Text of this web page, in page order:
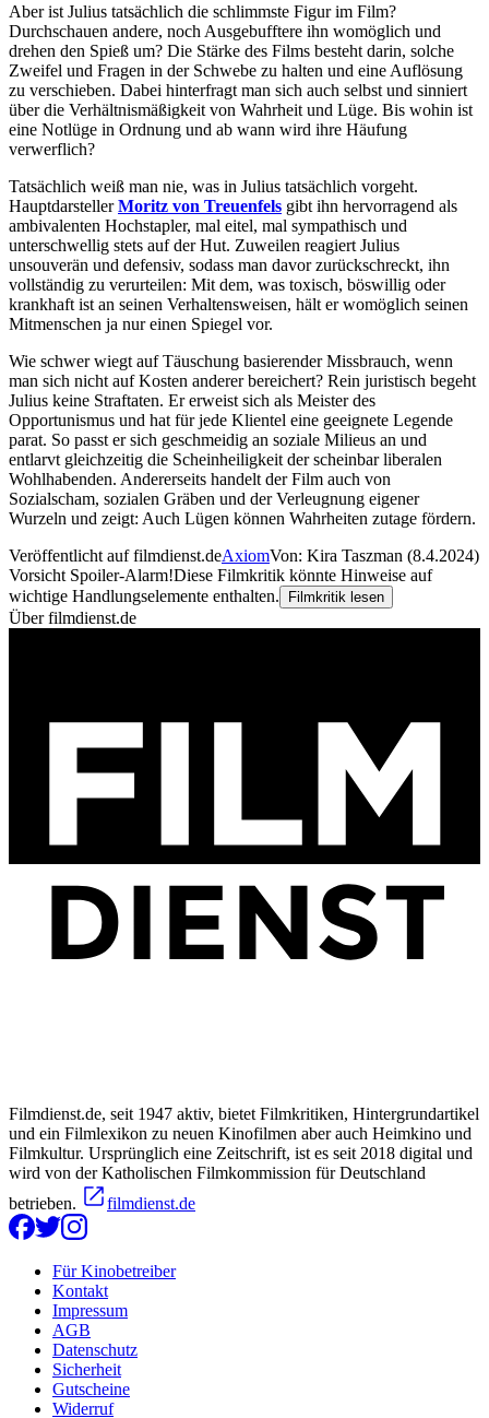
Aber ist Julius tatsächlich die schlimmste Figur im Film?
Durchschauen andere, noch Ausgebufftere ihn womöglich und
drehen den Spieß um? Die Stärke des Films besteht darin, solche
Zweifel und Fragen in der Schwebe zu halten und eine Auflösung
zu verschieben. Dabei hinterfragt man sich auch selbst und sinniert
über die Verhältnismäßigkeit von Wahrheit und Lüge. Bis wohin ist
eine Notlüge in Ordnung und ab wann wird ihre Häufung
verwerflich?
Tatsächlich weiß man nie, was in Julius tatsächlich vorgeht.
HauptdarstellerMoritz von Treuenfels gibt ihn hervorragend als
ambivalenten Hochstapler, mal eitel, mal sympathisch und
unterschwellig stets auf der Hut. Zuweilen reagiert Julius
unsouverän und defensiv, sodass man davor zurückschreckt, ihn
vollständig zu verurteilen: Mit dem, was toxisch, böswillig oder
krankhaft ist an seinen Verhaltensweisen, hält er womöglich seinen
Mitmenschen ja nur einen Spiegel vor.
Wie schwer wiegt auf Täuschung basierender Missbrauch, wenn
man sich nicht auf Kosten anderer bereichert? Rein juristisch begeht
Julius keine Straftaten. Er erweist sich als Meister des
Opportunismus und hat für jede Klientel eine geeignete Legende
parat. So passt er sich geschmeidig an soziale Milieus an und
entlarvt gleichzeitig die Scheinheiligkeit der scheinbar liberalen
Wohlhabenden. Andererseits handelt der Film auch von
Sozialscham, sozialen Gräben und der Verleugnung eigener
Wurzeln und zeigt: Auch Lügen können Wahrheiten zutage fördern.
Veröffentlicht auf filmdienst.deAxiomVon: Kira Taszman (8.4.2024)
Vorsicht Spoiler-Alarm!Diese Filmkritik könnte Hinweise auf
wichtige Handlungselemente enthalten.
Filmkritik lesen
Über filmdienst.de
Filmdienst.de, seit 1947 aktiv, bietet Filmkritiken, Hintergrundartikel
und ein Filmlexikon zu neuen Kinofilmen aber auch Heimkino und
Filmkultur. Ursprünglich eine Zeitschrift, ist es seit 2018 digital und
wird von der Katholischen Filmkommission für Deutschland
betrieben.
filmdienst.de
Für Kinobetreiber
Kontakt
Impressum
AGB
Datenschutz
Sicherheit
Gutscheine
Widerruf